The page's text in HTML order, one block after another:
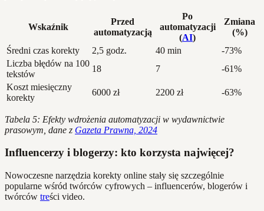
Wskaźnik
Przed
automatyzacją
Po
automatyzacji
(AI)
Zmiana
(%)
Średni czas korekty
2,5 godz. 40 min
-73%
Liczba błędów na 100
tekstów
18 7
-61%
Koszt miesięczny
korekty
6000 zł 2200 zł -63%
Tabela 5: Efekty wdrożenia automatyzacji w wydawnictwie
prasowym, dane z Gazeta Prawna, 2024
Influencerzy i blogerzy: kto korzysta najwięcej?
Nowoczesne narzędzia korekty online stały się szczególnie
popularne wśród twórców cyfrowych – influencerów, blogerów i
twórców treści video.